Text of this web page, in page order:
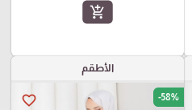
add_shopping_cart
الأطقم
favorite_border -58%